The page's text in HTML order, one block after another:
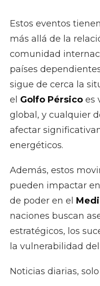
Estos eventos
más allá de la
comunidad
países
sigue de cerca la
el Golfo Pérsico es
global, y cualquier
afectar
energéticos.
Además, estos
pueden impactar
de poder en el
naciones buscan
estratégicos, los
la vulnerabilidad
Noticias diarias,